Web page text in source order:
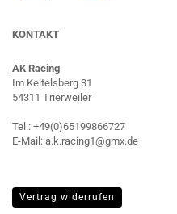
KONTAKT
AK Racing
Im Keitelsberg 31
54311 Trierweiler
Tel.: +49(0)65199866727
E-Mail: a.k.racing1@gmx.de
Vertrag widerrufen